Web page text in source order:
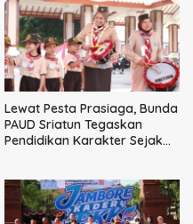
Lewat Pesta Prasiaga, Bunda
PAUD Sriatun Tegaskan
Pendidikan Karakter Sejak